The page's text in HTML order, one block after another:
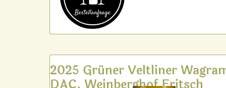
Bestell­anfrage
2025 Grüner Veltliner